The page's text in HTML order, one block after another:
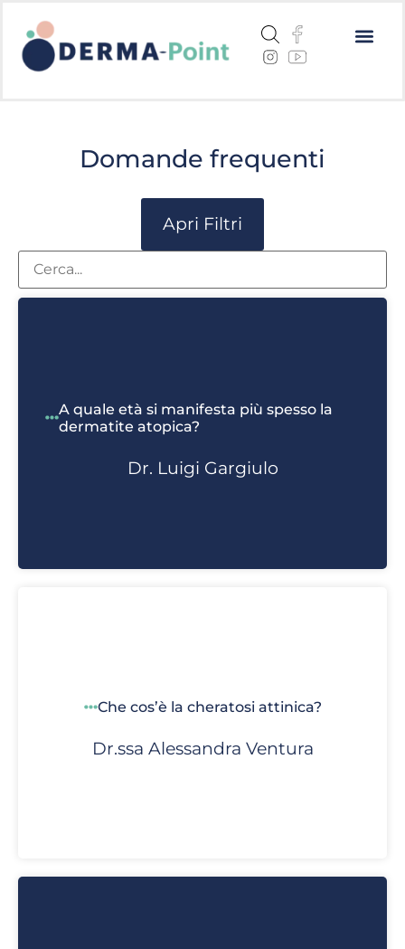
Domande frequenti
Apri Filtri
A quale età si manifesta più spesso la
dermatite atopica?
Dr. Luigi Gargiulo
Che cos’è la cheratosi attinica?
Dr.ssa Alessandra Ventura